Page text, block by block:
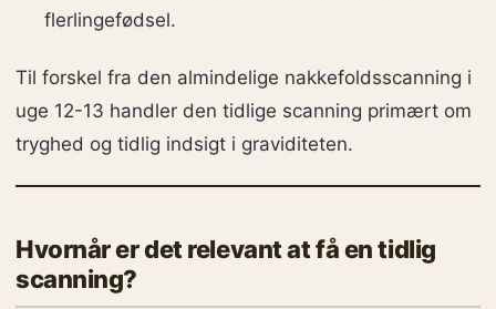
flerlingefødsel.
Til forskel fra den almindelige nakkefoldsscanning i
uge 12-13 handler den tidlige scanning primært om
tryghed og tidlig indsigt i graviditeten.
Hvornår er det relevant at få en tidlig
scanning?